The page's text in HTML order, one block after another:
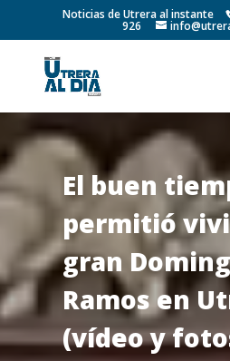
Noticias de Utrera al instante
926
El buen
permitió
gran
Ramos en
(vídeo y